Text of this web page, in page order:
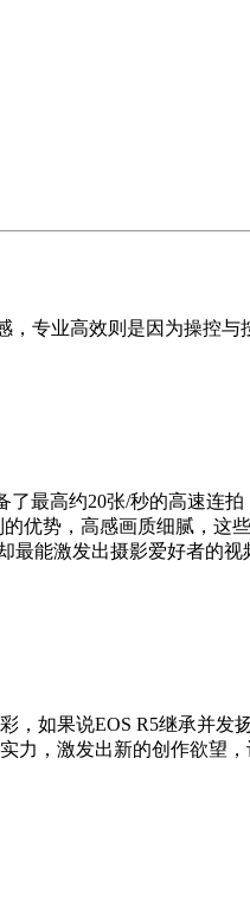
专业高效则是因为操控与
最高约20张/秒的高速连
优势，高感画质细腻，这
最能激发出摄影爱好者的
如果说EOS R5继承并发
力，激发出新的创作欲望，